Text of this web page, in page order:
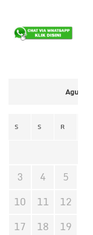
S S R
3 4 5
10
11 12
17
18 19